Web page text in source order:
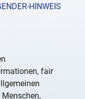
HINWEIS
fair